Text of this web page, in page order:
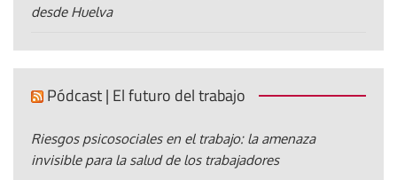
desde Huelva
Pódcast | El futuro del trabajo
Riesgos psicosociales en el trabajo: la amenaza
invisible para la salud de los trabajadores